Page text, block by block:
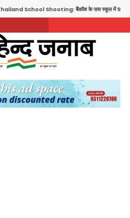
Shooting: बैंकॉक के पास स्कूल में छात्र ने की अंधाधुंध